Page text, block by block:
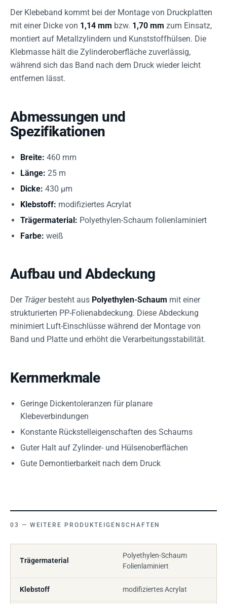
Der Klebeband kommt bei der Montage von Druckplatten
mit einer Dicke von 1,14 mm bzw. 1,70 mm zum Einsatz,
montiert auf Metallzylindern und Kunststoffhülsen. Die
Klebmasse hält die Zylinderoberfläche zuverlässig,
während sich das Band nach dem Druck wieder leicht
entfernen lässt.
Abmessungen und
Spezifikationen
Breite: 460 mm
Länge: 25 m
Dicke: 430 µm
Klebstoff: modifiziertes Acrylat
Trägermaterial: Polyethylen-Schaum folienlaminiert
Farbe: weiß
Aufbau und Abdeckung
Der Trägerbesteht aus Polyethylen-Schaum mit einer
strukturierten PP-Folienabdeckung. Diese Abdeckung
minimiert Luft-Einschlüsse während der Montage von
Band und Platte und erhöht die Verarbeitungsstabilität.
Kernmerkmale
Geringe Dickentoleranzen für planare
Klebeverbindungen
Konstante Rückstelleigenschaften des Schaums
Guter Halt auf Zylinder- und Hülsenoberflächen
Gute Demontierbarkeit nach dem Druck
WEITERE PRODUKTEIGENSCHAFTEN
Trägermaterial
Polyethylen-Schaum
Folienlaminiert
Klebstoff modifiziertes Acrylat